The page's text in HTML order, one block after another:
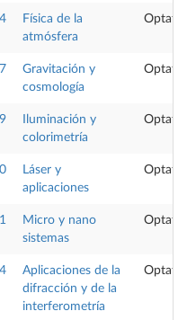
Física de la
atmósfera
Gravitación y
cosmología
Iluminación y
colorimetría
Láser y
aplicaciones
Micro y nano
sistemas
Aplicaciones de la
difracción y de la
interferometría